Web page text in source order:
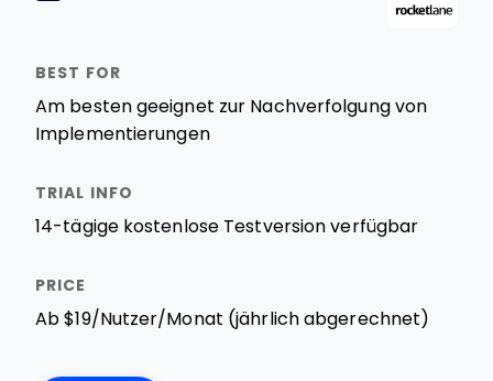
Am besten geeignet zur Nachverfolgung von
Implementierungen
14-tägige kostenlose Testversion verfügbar
Ab $19/Nutzer/Monat (jährlich abgerechnet)